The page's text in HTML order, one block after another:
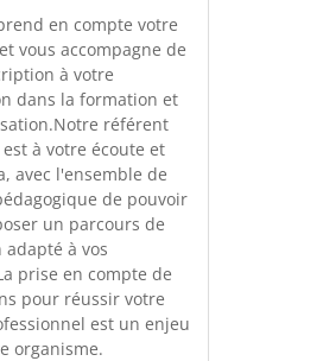
en compte votre
vous accompagne de
à votre
dans la formation et
référent
à votre écoute et
avec l'ensemble de
de pouvoir
un parcours de
à vos
prise en compte de
pour réussir votre
est un enjeu
organisme.